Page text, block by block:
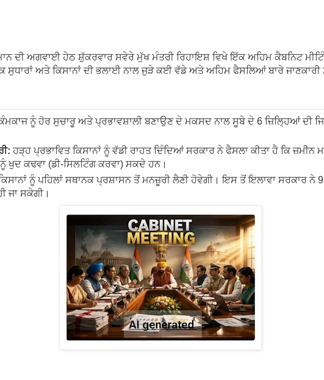
ਦੀ ਅਗਵਾਈ ਹੇਠ ਸ਼ੁੱਕਰਵਾਰ ਸਵੇਰੇ ਮੁੱਖ ਮੰਤਰੀ ਰਿਹਾਇਸ਼ ਵਿਖੇ ਇੱਕ ਅਹਿਮ ਕੈਬਨਿਟ
ਸੁਧਾਰਾਂ ਅਤੇ ਕਿਸਾਨਾਂ ਦੀ ਭਲਾਈ ਨਾਲ ਜੁੜੇ ਕਈ ਵੱਡੇ ਅਤੇ ਅਹਿਮ ਫੈਸਲਿਆਂ ਬਾਰੇ ਜਾਣਕਾਰੀ
ਨੂੰ ਹੋਰ ਸੁਚਾਰੂ ਅਤੇ ਪ੍ਰਭਾਵਸ਼ਾਲੀ ਬਣਾਉਣ ਦੇ ਮਕਸਦ ਨਾਲ ਸੂਬੇ ਦੇ 6 ਜ਼ਿਲ੍ਹਿਆਂ ਦੀ
ਹੜ੍ਹ ਪ੍ਰਭਾਵਿਤ ਕਿਸਾਨਾਂ ਨੂੰ ਵੱਡੀ ਰਾਹਤ ਦਿੰਦਿਆਂ ਸਰਕਾਰ ਨੇ ਫੈਸਲਾ ਕੀਤਾ ਹੈ ਕਿ
ਖੁਦ ਕਢਵਾ (ਡੀ-ਸਿਲਟਿੰਗ ਕਰਵਾ) ਸਕਦੇ ਹਨ।
ਨੂੰ ਪਹਿਲਾਂ ਸਥਾਨਕ ਪ੍ਰਸ਼ਾਸਨ ਤੋਂ ਮਨਜ਼ੂਰੀ ਲੈਣੀ ਹੋਵੇਗੀ। ਇਸ ਤੋਂ ਇਲਾਵਾ ਸਰਕਾਰ ਨੇ 9
ਜਾ ਸਕੇਗੀ।